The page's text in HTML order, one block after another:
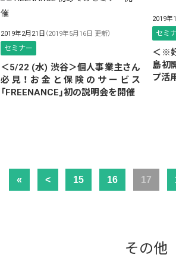
2019年2月21日 （2019年5月16日 更新）
セミナー
＜5/22 (水) 渋谷＞個人事業主さん
必見！お金と保険のサービス
「FREENANCE」初の説明会を開催
2019年
セミ
＜※
島初
プ活
« < 15 16 17
その他